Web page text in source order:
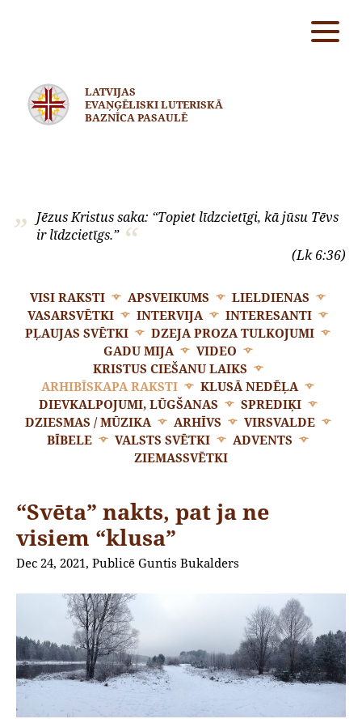
LATVIJAS
EVAŅĢĒLISKI LUTERISKĀ
BAZNĪCA PASAULĒ
Jēzus Kristus saka: “Topiet līdzcietīgi, kā jūsu Tēvs
ir līdzcietīgs.”
(Lk 6:36)
VISI RAKSTI APSVEIKUMS
LIELDIENAS
VASARSVĒTKI
INTERVIJA
INTERESANTI
PĻAUJAS SVĒTKI
DZEJA PROZA TULKOJUMI
GADU MIJA
VIDEO
KRISTUS CIEŠANU LAIKS
ARHIBĪSKAPA RAKSTI
KLUSĀ NEDĒĻA
DIEVKALPOJUMI, LŪGŠANAS
SPREDIĶI
DZIESMAS / MŪZIKA
ARHĪVS
VIRSVALDE
BĪBELE
VALSTS SVĒTKI
ADVENTS
ZIEMASSVĒTKI
“Svēta” nakts, pat ja ne
visiem “klusa”
Dec 24, 2021, Publicē Guntis Bukalders